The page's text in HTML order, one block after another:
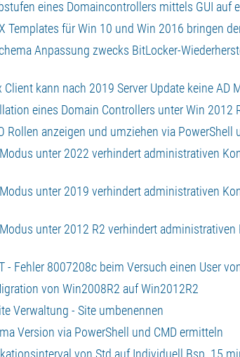
eines Domaincontrollers mittels GUI auf
Templates für Win 10 und Win 2016 bringen
Anpassung zwecks BitLocker-
kann nach 2019 Server Update keine AD
eines Domain Controllers unter Win 2012
Rollen anzeigen und umziehen via PowerShell
unter 2022 verhindert administrativen
unter 2019 verhindert administrativen
unter 2012 R2 verhindert
- Fehler 8007208c beim Versuch einen User
von Win2008R2 auf Win2012R2
Verwaltung - Site umbenennen
Version via PowerShell und CMD ermitteln
von Std auf Individuell Bsp. 15